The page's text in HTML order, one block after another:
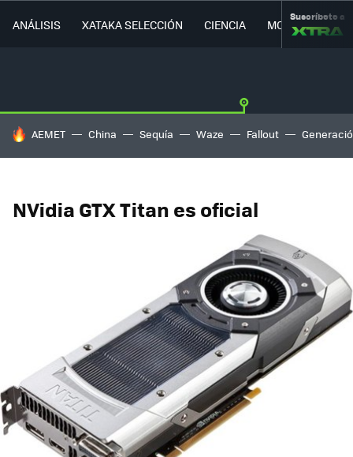
ANÁLISIS XATAKA SELECCIÓN CIENCIA MOVILIDAD
Suscríbete a
HOY SE HABLA DE
AEMET China Sequía Waze Fallout
NVidia GTX Titan es oficial